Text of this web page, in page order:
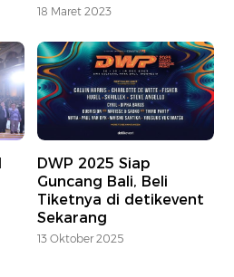
18 Maret 2023
DWP 2025 Siap
Guncang Bali, Beli
Tiketnya di detikevent
Sekarang
13 Oktober 2025